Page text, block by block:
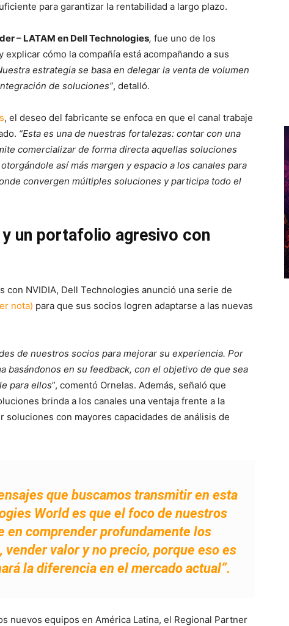
para garantizar la rentabilidad a largo plazo.
– LATAM en Dell Technologies, fue uno de los
cómo la compañía está acompañando a sus
estrategia se basa en delegar la venta de volumen
de soluciones”, detalló.
, el deseo del fabricante se enfoca en que el canal trabaje
“Esta es una de nuestras fortalezas: contar con una
comercializar de forma directa aquellas soluciones
así más margen y espacio a los canales para
convergen múltiples soluciones y participa todo el
un portafolio agresivo con
con NVIDIA, Dell Technologies anunció una serie de
nota) para que sus socios logren adaptarse a las nuevas
de nuestros socios para mejorar su experiencia. Por
basándonos en su feedback, con el objetivo de que sea
para ellos”, comentó Ornelas. Además, señaló que
brinda a los canales una ventaja frente a la
con mayores capacidades de análisis de
que buscamos transmitir en esta
World es que el foco de nuestros
en comprender profundamente los
valor y no precio, porque eso es
la diferencia en el mercado actual”.
nuevos equipos en América Latina, el Regional Partner